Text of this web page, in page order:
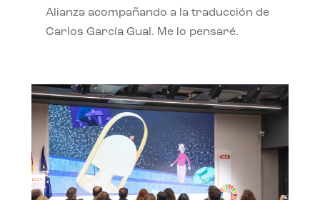
Alianza acompañando a la traducción de
Carlos García Gual. Me lo pensaré.